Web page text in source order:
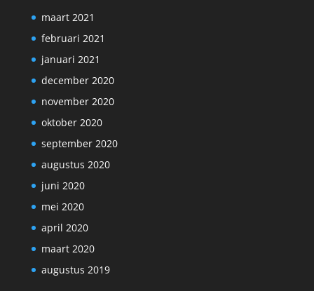
maart 2021
februari 2021
januari 2021
december 2020
november 2020
oktober 2020
september 2020
augustus 2020
juni 2020
mei 2020
april 2020
maart 2020
augustus 2019